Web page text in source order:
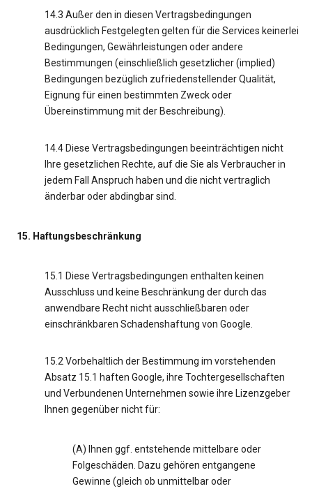
14.3 Außer den in diesen Vertragsbedingungen
ausdrücklich Festgelegten gelten für die Services keinerlei
Bedingungen, Gewährleistungen oder andere
Bestimmungen (einschließlich gesetzlicher (implied)
Bedingungen bezüglich zufriedenstellender Qualität,
Eignung für einen bestimmten Zweck oder
Übereinstimmung mit der Beschreibung).
14.4 Diese Vertragsbedingungen beeinträchtigen nicht
Ihre gesetzlichen Rechte, auf die Sie als Verbraucher in
jedem Fall Anspruch haben und die nicht vertraglich
änderbar oder abdingbar sind.
15. Haftungsbeschränkung
15.1 Diese Vertragsbedingungen enthalten keinen
Ausschluss und keine Beschränkung der durch das
anwendbare Recht nicht ausschließbaren oder
einschränkbaren Schadenshaftung von Google.
15.2 Vorbehaltlich der Bestimmung im vorstehenden
Absatz 15.1 haften Google, ihre Tochtergesellschaften
und Verbundenen Unternehmen sowie ihre Lizenzgeber
Ihnen gegenüber nicht für:
(A) Ihnen ggf. entstehende mittelbare oder
Folgeschäden. Dazu gehören entgangene
Gewinne (gleich ob unmittelbar oder